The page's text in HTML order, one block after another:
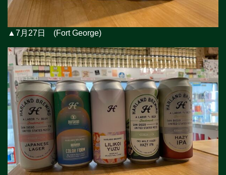
▲7月27日 (Fort George)